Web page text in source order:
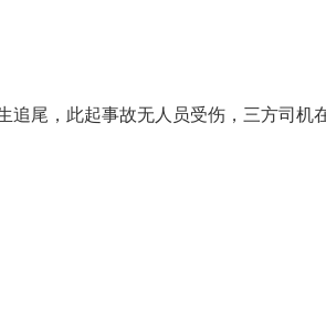
尾，此起事故无人员受伤，三方司机